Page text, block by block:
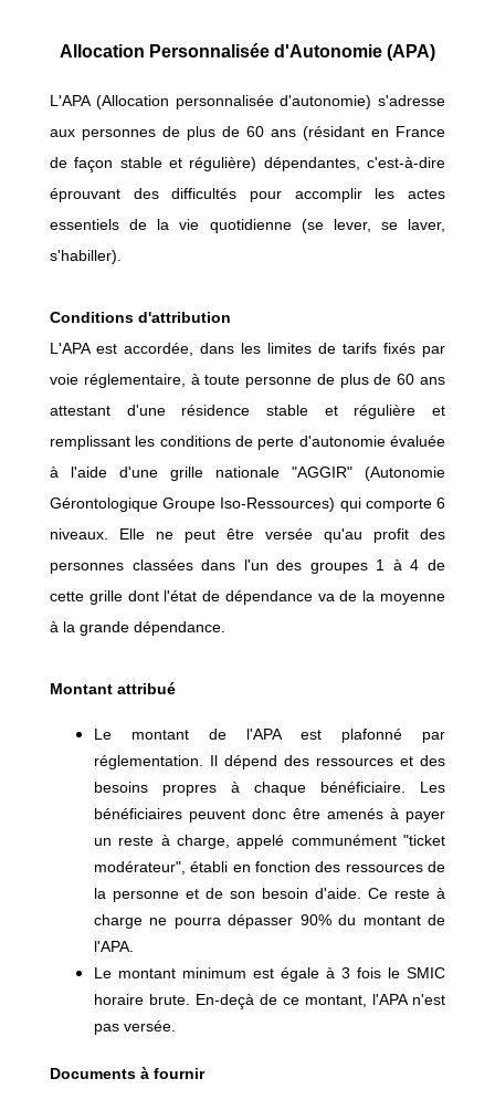
Allocation Personnalisée d'Autonomie (APA)
L'APA (Allocation personnalisée d'autonomie) s'adresse
aux personnes de plus de 60 ans (résidant en France
de façon stable et régulière) dépendantes, c'est-à-dire
éprouvant des difficultés pour accomplir les actes
essentiels de la vie quotidienne (se lever, se laver,
s'habiller).
Conditions d'attribution
L'APA est accordée, dans les limites de tarifs fixés par
voie réglementaire, à toute personne de plus de 60 ans
attestant d'une résidence stable et régulière et
remplissant les conditions de perte d'autonomie évaluée
à l'aide d'une grille nationale "AGGIR" (Autonomie
Gérontologique Groupe Iso-Ressources) qui comporte 6
niveaux. Elle ne peut être versée qu'au profit des
personnes classées dans l'un des groupes 1 à 4 de
cette grille dont l'état de dépendance va de la moyenne
à la grande dépendance.
Montant attribué
Le montant de l'APA est plafonné par
réglementation. Il dépend des ressources et des
besoins propres à chaque bénéficiaire. Les
bénéficiaires peuvent donc être amenés à payer
un reste à charge, appelé communément "ticket
modérateur", établi en fonction des ressources de
la personne et de son besoin d'aide. Ce reste à
charge ne pourra dépasser 90% du montant de
l'APA.
Le montant minimum est égale à 3 fois le SMIC
horaire brute. En-deçà de ce montant, l'APA n'est
pas versée.
Documents à fournir